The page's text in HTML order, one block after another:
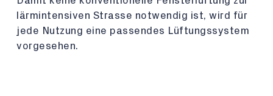
lärmintensiven Strasse notwendig ist, wird für
jede Nutzung eine passendes Lüftungssystem
vorgesehen.